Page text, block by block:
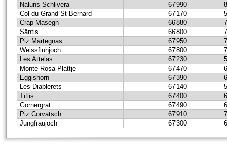
Naluns-Schlivera
67'990
Col du Grand-St-Bernard
67'170
Crap Masegn
66'880
Säntis
66'800
Piz Martegnas
67'950
Weissfluhjoch
67'800
Les Attelas
67'230
Monte Rosa-Plattje
67'470
Eggishorn
67'390
Les Diablerets
67'140
Titlis
67'400
Gornergrat
67'490
Piz Corvatsch
67'910
Jungfraujoch
67'300